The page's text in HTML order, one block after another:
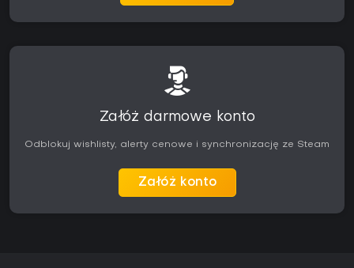
Załóż darmowe konto
Odblokuj wishlisty, alerty cenowe i synchronizację ze Steam
Załóż konto